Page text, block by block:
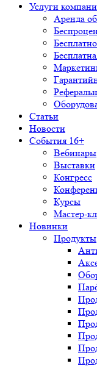
Услуги
Аренда
Статьи
Новости
События 16+
Вебинары
Выставки
Конгресс
Курсы
Мастер-
Новинки
Продукты